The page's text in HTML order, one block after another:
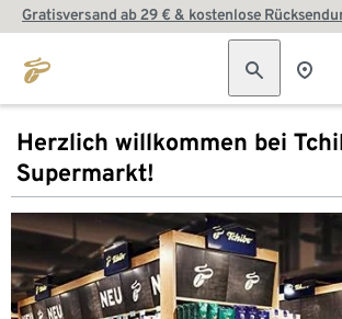
Gratisversand ab 29 € & kostenlose
Herzlich willkommen bei
Supermarkt!